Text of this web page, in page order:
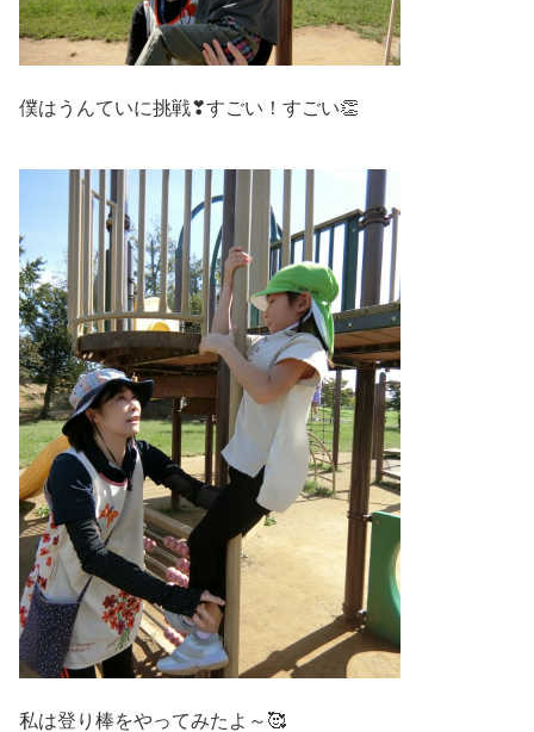
僕はうんていに挑戦❣すごい！すごい👏
私は登り棒をやってみたよ～🥰